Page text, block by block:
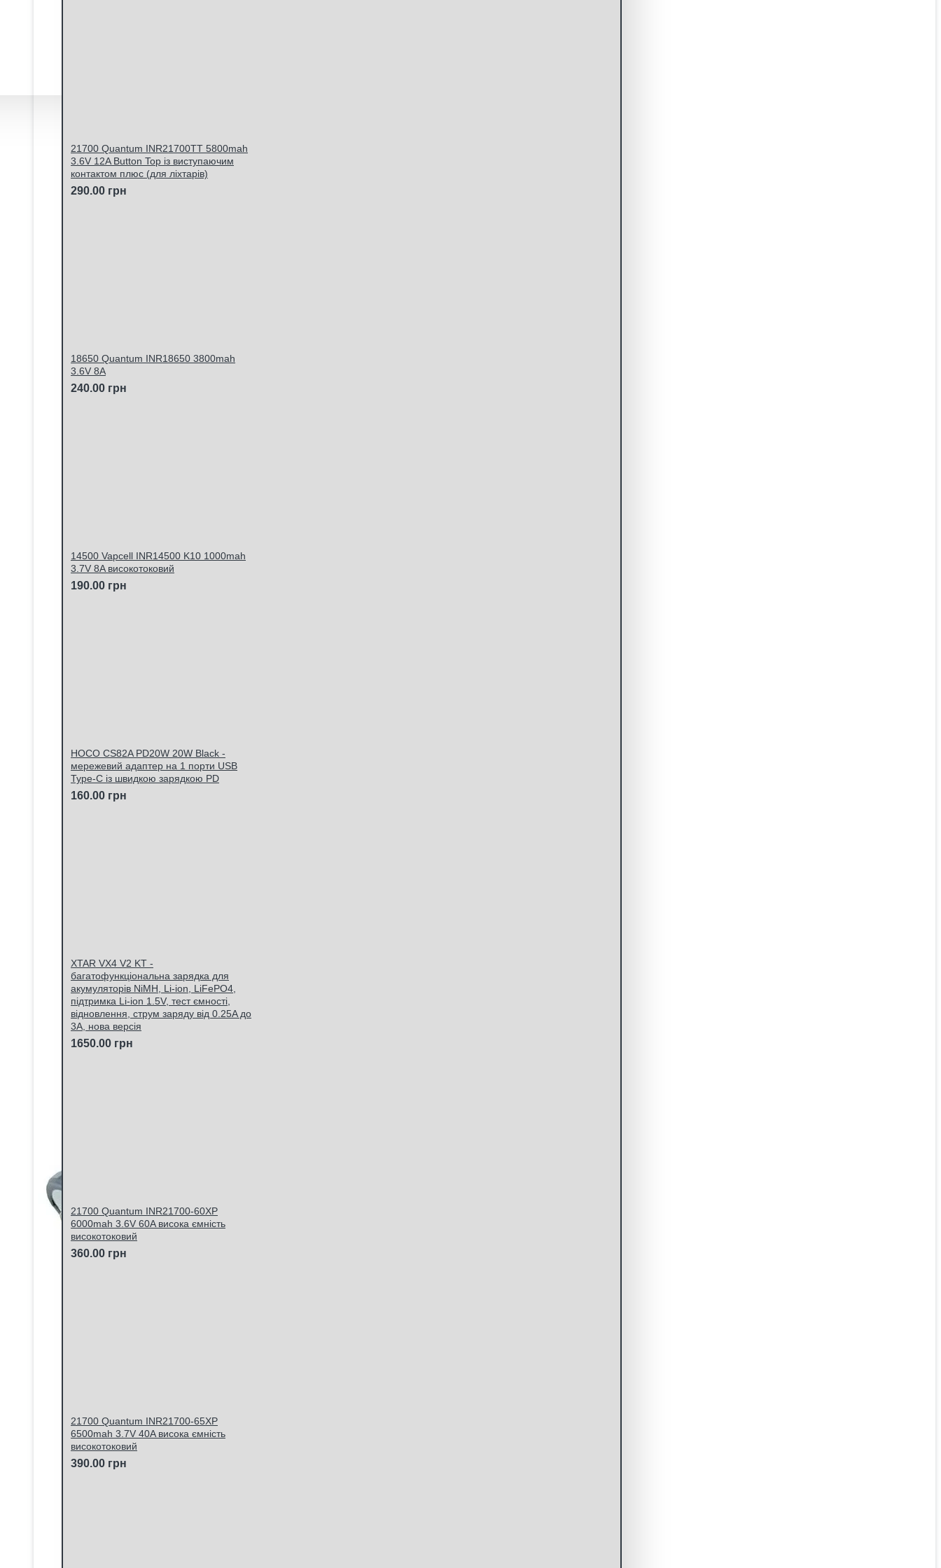
21700 Quantum INR21700TT 5800mah
3.6V 12A Button Top із виступаючим
контактом плюс (для ліхтарів)
290.00 грн
18650 Quantum INR18650 3800mah
3.6V 8A
240.00 грн
14500 Vapcell INR14500 K10 1000mah
3.7V 8A високотоковий
190.00 грн
HOCO CS82A PD20W 20W Black -
мережевий адаптер на 1 порти USB
Type-C із швидкою зарядкою PD
160.00 грн
XTAR VX4 V2 KT -
багатофункціональна зарядка для
акумуляторів NiMH, Li-ion, LiFePO4,
підтримка Li-ion 1.5V, тест ємності,
відновлення, струм заряду від 0.25A до
3A, нова версія
1650.00 грн
21700 Quantum INR21700-60XP
6000mah 3.6V 60A висока ємність
високотоковий
360.00 грн
21700 Quantum INR21700-65XP
6500mah 3.7V 40A висока ємність
високотоковий
390.00 грн